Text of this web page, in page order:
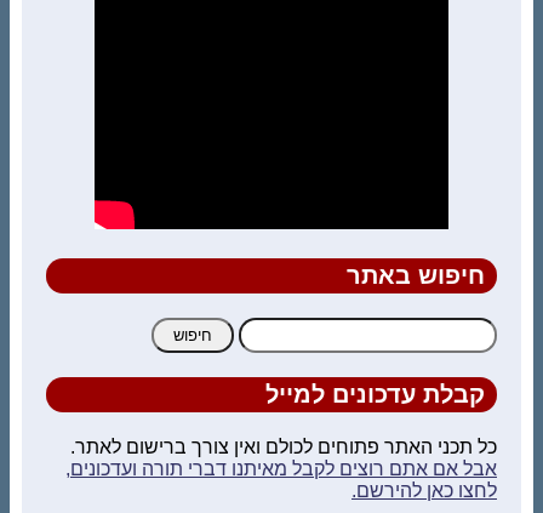
חיפוש באתר
חיפוש:
קבלת עדכונים למייל
כל תכני האתר פתוחים לכולם ואין צורך ברישום לאתר.
אבל אם אתם רוצים לקבל מאיתנו דברי תורה ועדכונים,
לחצו כאן להירשם.